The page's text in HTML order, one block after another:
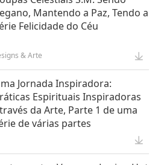
Pessoas-Animais:
da Vida Real
de Arte Celestial -
Bênçãos do Céu,
1 de 2
Mantendo a Paz, Tendo a
Felicidade do Céu
& Arte
Jornada Inspiradora:
Espirituais Inspiradoras
da Arte, Parte 1 de uma
de várias partes